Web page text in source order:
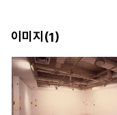
이미지(1)